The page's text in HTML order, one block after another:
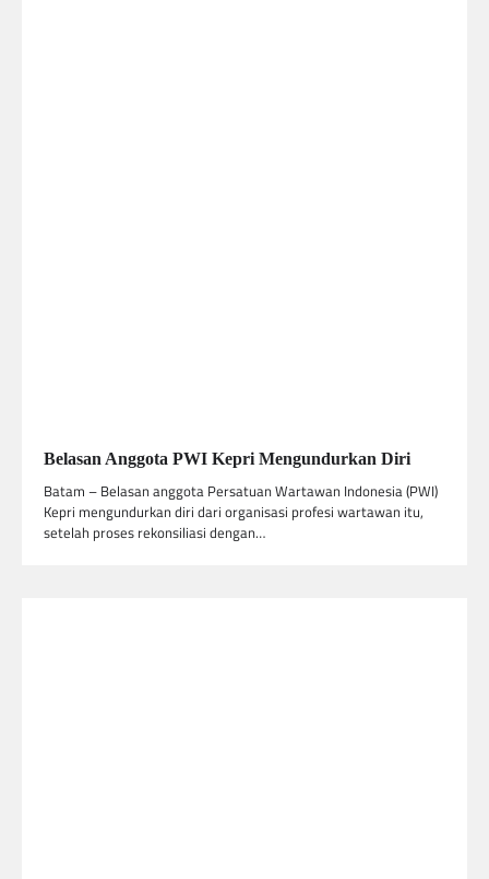
Belasan Anggota PWI Kepri Mengundurkan Diri
Batam – Belasan anggota Persatuan Wartawan Indonesia (PWI)
Kepri mengundurkan diri dari organisasi profesi wartawan itu,
setelah proses rekonsiliasi dengan…